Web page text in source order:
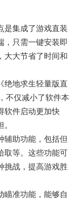
是集成了游戏直装
，只需一键安装即
大大节省了时间和
绝地求生轻量版直
不仅减小了软件本
软件启动更加快
辅助功能，包括但
取等。这些功能可
挑战，提高游戏胜
瞄准功能，能够自